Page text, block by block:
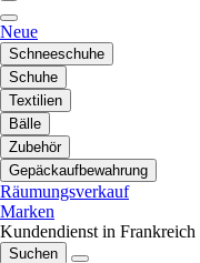
Neue
Schneeschuhe
Schuhe
Textilien
Bälle
Zubehör
Gepäckaufbewahrung
Räumungsverkauf
Marken
Kundendienst in Frankreich
Suchen